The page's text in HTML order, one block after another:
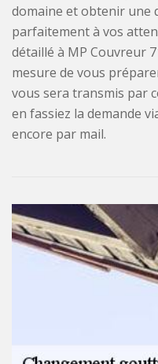
domaine et obtenir une
parfaitement à vos
détaillé à MP Couvreur
mesure de vous
vous sera transmis par
en fassiez la demande
encore par mail.